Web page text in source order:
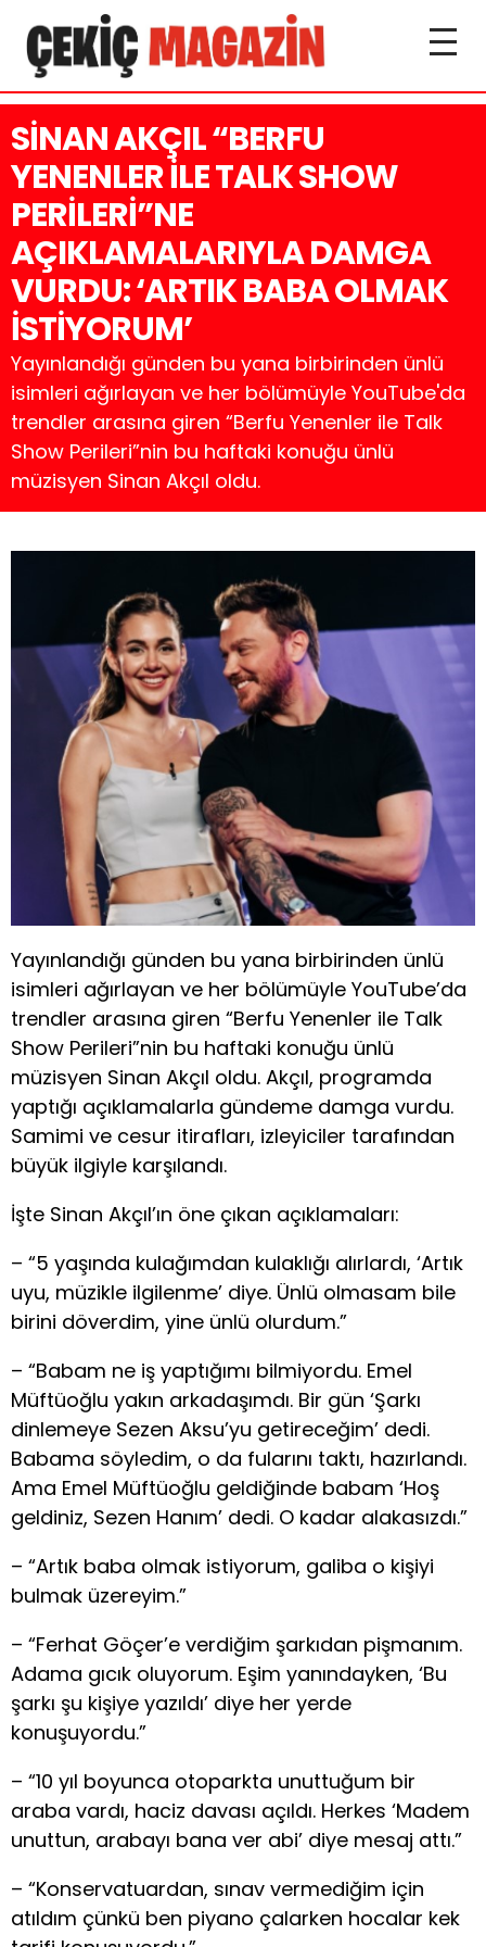
SİNAN AKÇIL “BERFU
YENENLER İLE TALK SHOW
PERİLERİ”NE
AÇIKLAMALARIYLA DAMGA
VURDU: ‘ARTIK BABA OLMAK
İSTİYORUM’
Yayınlandığı günden bu yana birbirinden ünlü
isimleri ağırlayan ve her bölümüyle YouTube'da
trendler arasına giren “Berfu Yenenler ile Talk
Show Perileri”nin bu haftaki konuğu ünlü
müzisyen Sinan Akçıl oldu.
Yayınlandığı günden bu yana birbirinden ünlü
isimleri ağırlayan ve her bölümüyle YouTube’da
trendler arasına giren “Berfu Yenenler ile Talk
Show Perileri”nin bu haftaki konuğu ünlü
müzisyen Sinan Akçıl oldu. Akçıl, programda
yaptığı açıklamalarla gündeme damga vurdu.
Samimi ve cesur itirafları, izleyiciler tarafından
büyük ilgiyle karşılandı.
İşte Sinan Akçıl’ın öne çıkan açıklamaları:
– “5 yaşında kulağımdan kulaklığı alırlardı, ‘Artık
uyu, müzikle ilgilenme’ diye. Ünlü olmasam bile
birini döverdim, yine ünlü olurdum.”
– “Babam ne iş yaptığımı bilmiyordu. Emel
Müftüoğlu yakın arkadaşımdı. Bir gün ‘Şarkı
dinlemeye Sezen Aksu’yu getireceğim’ dedi.
Babama söyledim, o da fularını taktı, hazırlandı.
Ama Emel Müftüoğlu geldiğinde babam ‘Hoş
geldiniz, Sezen Hanım’ dedi. O kadar alakasızdı.”
– “Artık baba olmak istiyorum, galiba o kişiyi
bulmak üzereyim.”
– “Ferhat Göçer’e verdiğim şarkıdan pişmanım.
Adama gıcık oluyorum. Eşim yanındayken, ‘Bu
şarkı şu kişiye yazıldı’ diye her yerde
konuşuyordu.”
– “10 yıl boyunca otoparkta unuttuğum bir
araba vardı, haciz davası açıldı. Herkes ‘Madem
unuttun, arabayı bana ver abi’ diye mesaj attı.”
– “Konservatuardan, sınav vermediğim için
atıldım çünkü ben piyano çalarken hocalar kek